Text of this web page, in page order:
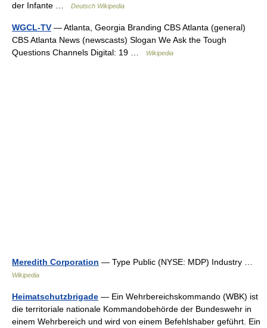
der Infante …
Deutsch Wikipedia
WGCL-TV — Atlanta, Georgia Branding CBS Atlanta (general)
CBS Atlanta News (newscasts) Slogan We Ask the Tough
Questions Channels Digital: 19 …
Wikipedia
Meredith Corporation — Type Public (NYSE: MDP) Industry …
Wikipedia
Heimatschutzbrigade — Ein Wehrbereichskommando (WBK) ist
die territoriale nationale Kommandobehörde der Bundeswehr in
einem Wehrbereich und wird von einem Befehlshaber geführt. Ein